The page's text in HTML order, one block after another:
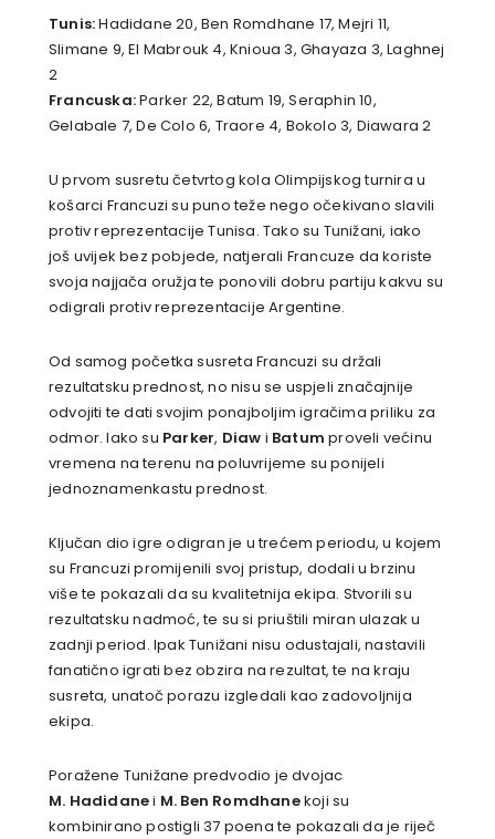
Tunis:Hadidane 20, Ben Romdhane 17, Mejri 11,
Slimane 9, El Mabrouk 4, Knioua 3, Ghayaza 3, Laghnej
2
Francuska:Parker 22, Batum 19, Seraphin 10,
Gelabale 7, De Colo 6, Traore 4, Bokolo 3, Diawara 2
U prvom susretu četvrtog kola Olimpijskog turnira u
košarci Francuzi su puno teže nego očekivano slavili
protiv reprezentacije Tunisa. Tako su Tunižani, iako
još uvijek bez pobjede, natjerali Francuze da koriste
svoja najjača oružja te ponovili dobru partiju kakvu su
odigrali protiv reprezentacije Argentine.
Od samog početka susreta Francuzi su držali
rezultatsku prednost, no nisu se uspjeli značajnije
odvojiti te dati svojim ponajboljim igračima priliku za
odmor. Iako su Parker, Diaw i Batum proveli većinu
vremena na terenu na poluvrijeme su ponijeli
jednoznamenkastu prednost.
Ključan dio igre odigran je u trećem periodu, u kojem
su Francuzi promijenili svoj pristup, dodali u brzinu
više te pokazali da su kvalitetnija ekipa. Stvorili su
rezultatsku nadmoć, te su si priuštili miran ulazak u
zadnji period. Ipak Tunižani nisu odustajali, nastavili
fanatično igrati bez obzira na rezultat, te na kraju
susreta, unatoč porazu izgledali kao zadovoljnija
ekipa.
Poražene Tunižane predvodio je dvojac
M. Hadidanei M. Ben Romdhanekoji su
kombinirano postigli 37 poena te pokazali da je riječ